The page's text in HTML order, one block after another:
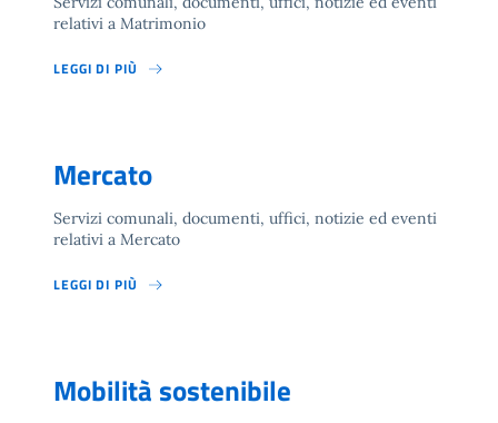
relativi a Matrimonio
LEGGI DI PIÙ
Mercato
Servizi comunali, documenti, uffici, notizie ed eventi
relativi a Mercato
LEGGI DI PIÙ
Mobilità sostenibile